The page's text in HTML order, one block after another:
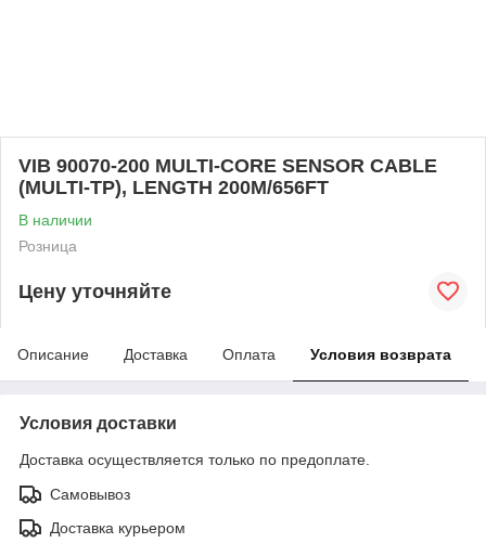
VIB 90070-200 MULTI-CORE SENSOR CABLE
(MULTI-TP), LENGTH 200M/656FT
В наличии
Розница
Цену уточняйте
Описание Доставка Оплата Условия возврата
Условия доставки
Доставка осуществляется только по предоплате.
Самовывоз
Доставка курьером